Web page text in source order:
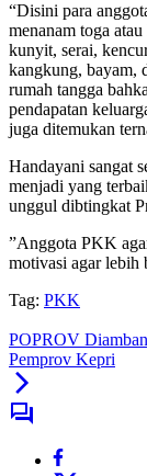
“Disini para
menanam toga
kunyit, serai,
kangkung, bayam,
rumah tangga
pendapatan
juga ditemukan
Handayani sangat
menjadi yang
unggul dibtingkat
‎”Anggota PKK
motivasi agar lebih
Tag: PKK
POPROV
Pemprov Kepri